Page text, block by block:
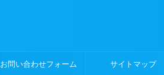
お問い合わせフォーム サイトマップ